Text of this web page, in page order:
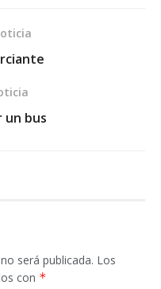
un bus
será publicada. Los
con *